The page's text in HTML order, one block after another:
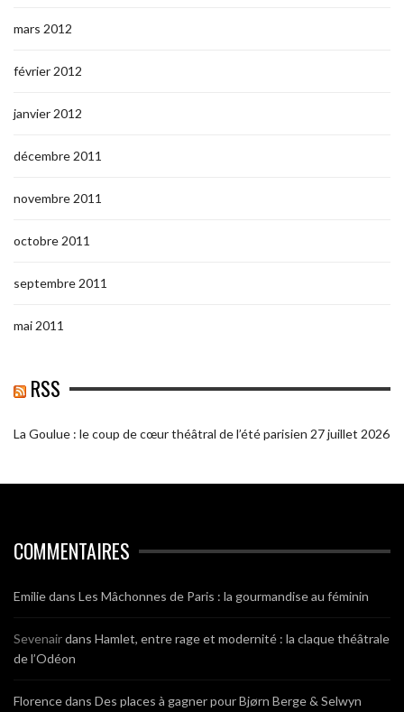
mars 2012
février 2012
janvier 2012
décembre 2011
novembre 2011
octobre 2011
septembre 2011
mai 2011
RSS
La Goulue : le coup de cœur théâtral de l’été parisien 27 juillet 2026
COMMENTAIRES
Emiliedans Les Mâchonnes de Paris : la gourmandise au féminin
Sevenairdans Hamlet, entre rage et modernité : la claque théâtrale
de l’Odéon
Florencedans Des places à gagner pour Bjørn Berge & Selwyn